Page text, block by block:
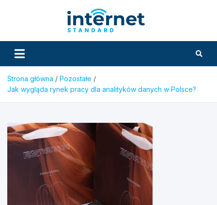
Strona główna
Pozostałe
Jak wygląda rynek pracy dla analityków danych w Polsce?